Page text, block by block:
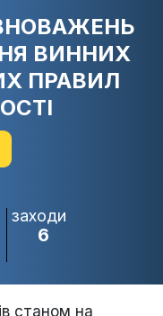
ВИННИХ
ПРАВИЛ
заходи
6
станом на